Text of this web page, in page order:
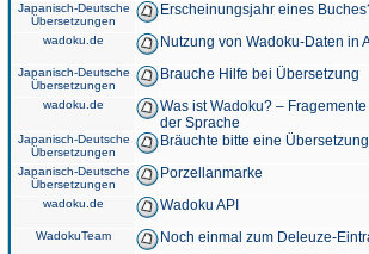
Japanisch-Deutsche
Übersetzungen
Erscheinungsjahr eines
wadoku.de Nutzung von Wadoku-Daten in
Japanisch-Deutsche
Übersetzungen
Brauche Hilfe bei Übersetzung
wadoku.de
Was ist Wadoku? –
der Sprache
Japanisch-Deutsche
Übersetzungen
Bräuchte bitte eine
Japanisch-Deutsche
Übersetzungen
Porzellanmarke
wadoku.de Wadoku API
WadokuTeam Noch einmal zum Deleuze-